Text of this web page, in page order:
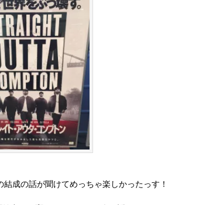
結成の話が聞けてめっちゃ楽しかったっす！